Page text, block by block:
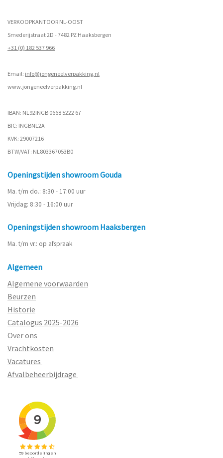
VERKOOPKANTOOR NL-OOST
Smederijstraat 2D - 7482 PZ Haaksbergen
+31 (0) 182 537 966
Email: info@jongeneelverpakking.nl
www.jongeneelverpakking.nl
IBAN: NL92INGB 0668 5222 67
BIC: INGBNL2A
KVK: 29007216
BTW/VAT: NL803367053B0
Openingstijden showroom Gouda
Ma. t/m do.: 8:30 - 17:00 uur
Vrijdag: 8:30 - 16:00 uur
Openingstijden showroom Haaksbergen
Ma. t/m vr.: op afspraak
Algemeen
Algemene voorwaarden
Beurzen
Historie
Catalogus 2025-2026
Over ons
Vrachtkosten
Vacatures
Afvalbeheerbijdrage